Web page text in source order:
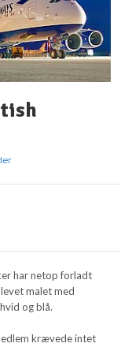
har netop forladt
malet med
og blå.
krævede intet